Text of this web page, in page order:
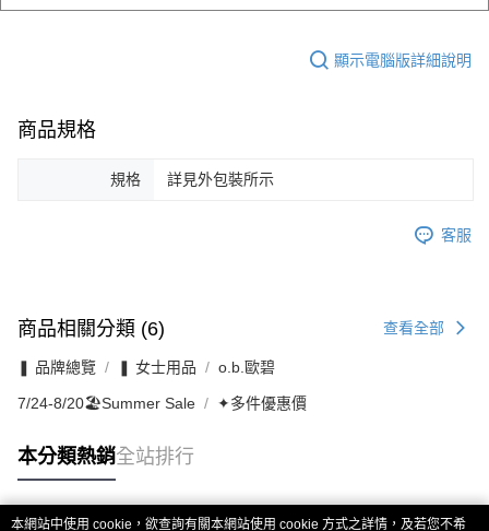
顯示電腦版詳細說明
商品規格
規格 詳見外包裝所示
客服
商品相關分類 (6) 查看全部
❚ 品牌總覽 ❚ 女士用品 o.b.歐碧
7/24-8/20🏖️Summer Sale ✦多件優惠價
本分類熱銷全站排行
本網站中使用 cookie，欲查詢有關本網站使用 cookie 方式之詳情，及若您不希